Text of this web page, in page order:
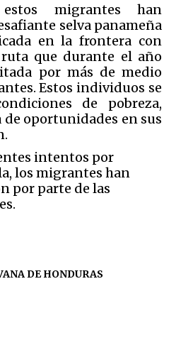
migrantes han
selva panameña
en la frontera con
que durante el año
por más de medio
Estos individuos se
de pobreza,
oportunidades en sus
intentos por
los migrantes han
por parte de las
DE HONDURAS